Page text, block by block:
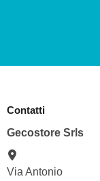
Contatti
Gecostore Srls
Via Antonio